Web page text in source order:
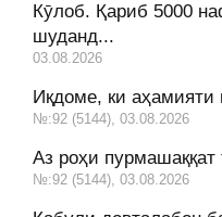
Кӯлоб. Қариб 5000
шуданд...
03.08.2026
Иқдоме, ки аҳамияти
№:92 (5144), 03.08.2026
Аз роҳи
№:92 (5144), 03.08.2026